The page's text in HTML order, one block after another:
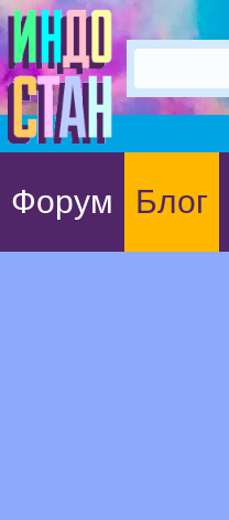
Форум Блог